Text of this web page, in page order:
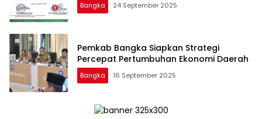
Bangka 24 September 2025
Pemkab Bangka Siapkan Strategi
Percepat Pertumbuhan Ekonomi Daerah
Bangka 16 September 2025